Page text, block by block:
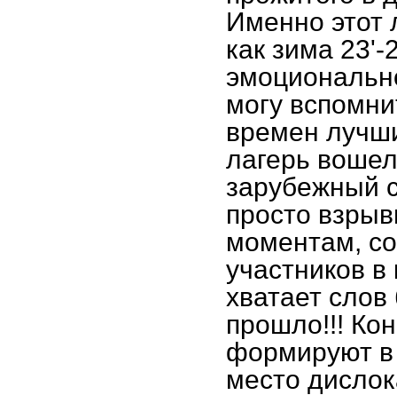
Именно этот
как зима 23'-
могу
времен
лагерь
зарубежный
просто
моментам,
участников
хватает слов
прошло!!!
формируют в
место